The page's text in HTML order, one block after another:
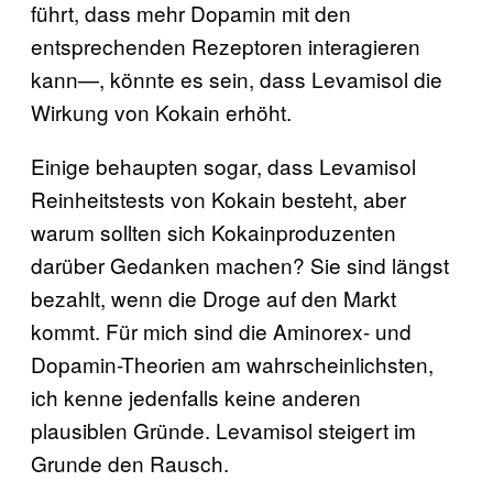
führt, dass mehr Dopamin mit den
entsprechenden Rezeptoren interagieren
kann—, könnte es sein, dass Levamisol die
Wirkung von Kokain erhöht.
Einige behaupten sogar, dass Levamisol
Reinheitstests von Kokain besteht, aber
warum sollten sich Kokainproduzenten
darüber Gedanken machen? Sie sind längst
bezahlt, wenn die Droge auf den Markt
kommt. Für mich sind die Aminorex- und
Dopamin-Theorien am wahrscheinlichsten,
ich kenne jedenfalls keine anderen
plausiblen Gründe. Levamisol steigert im
Grunde den Rausch.